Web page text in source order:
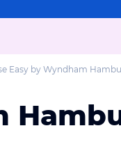
Easy by Wyndham